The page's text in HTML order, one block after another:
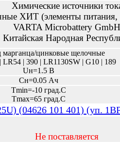
Химические источники
ХИТ (элементы питания,
VARTA Microbattery GmbH
Китайская Народная
марганца/цинковые щелочные
| 390 | LR1130SW | G10 | 189
Uн=1.5 В
Сн=0.05 Ач
Tmin=-10 град.С
Tmax=65 град.С
(04626 101 401) (уп.
Не поставляется